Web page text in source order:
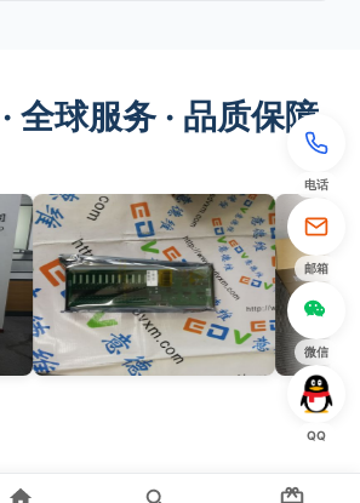
全球服务 · 品质保障
电话
邮箱
微信
QQ